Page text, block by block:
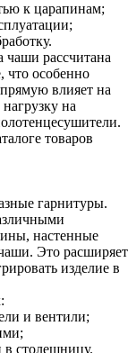
к царапинам;
рассчитана
что особенно
влияет на
на
товаров
гарнитуры.
настенные
Это расширяет
изделие в
и вентили;
в столешницу.